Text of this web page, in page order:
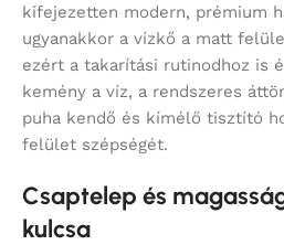
kifejezetten modern, prémium
ugyanakkor a vízkő a matt
ezért a takarítási rutinodhoz is
kemény a víz, a rendszeres
puha kendő és kímélő tisztító
felület szépségét.
Csaptelep és
kulcsa